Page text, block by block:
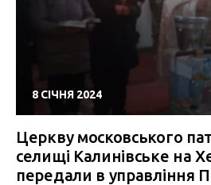
8 СІЧНЯ 2024
Церкву московського
селищі Калинівське на
передали в управління